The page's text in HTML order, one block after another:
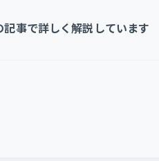
事で詳しく解説しています